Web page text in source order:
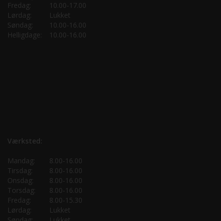
Fredag:
10.00-17.00
Lørdag:
Lukket
Søndag:
10.00-16.00
Helligdage:
10.00-16.00
Værksted:
Mandag:
8.00-16.00
Tirsdag:
8.00-16.00
Onsdag:
8.00-16.00
Torsdag:
8.00-16.00
Fredag:
8.00-15.30
Lørdag:
Lukket